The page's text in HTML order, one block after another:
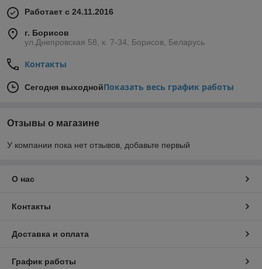
Работает с 24.11.2016
г. Борисов
ул.Днепровская 58, к. 7-34, Борисов, Беларусь
Контакты
Сегодня выходнойПоказать весь график работы
Отзывы о магазине
У компании пока нет отзывов, добавьте первый
О нас
Контакты
Доставка и оплата
График работы